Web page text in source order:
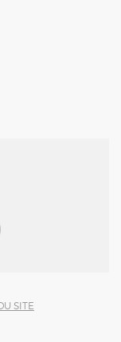
SITE